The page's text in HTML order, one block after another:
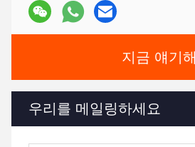
지금 얘기해
우리를 메일링하세요